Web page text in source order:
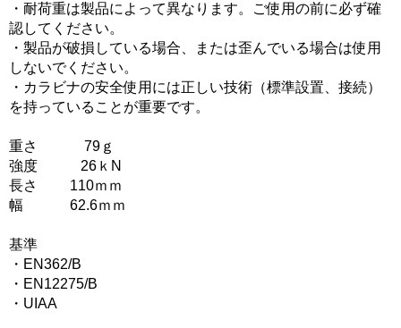
・耐荷重は製品によって異なります。ご使用の前に必ず確
認してください。
・製品が破損している場合、または歪んでいる場合は使用
しないでください。
・カラビナの安全使用には正しい技術（標準設置、接続）
を持っていることが重要です。
重さ 79ｇ
強度 26ｋN
長さ 110ｍｍ
幅 62.6ｍｍ
基準
・EN362/B
・EN12275/B
・UIAA